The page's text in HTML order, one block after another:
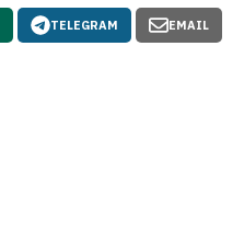
TELEGRAM EMAIL